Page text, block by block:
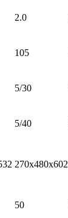
2.0
105
5/30
5/40
270x480x602
50